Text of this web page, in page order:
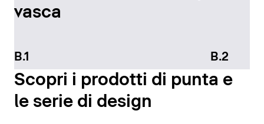
vasca
B.1 B.2
Scopri i prodotti di punta e
le serie di design